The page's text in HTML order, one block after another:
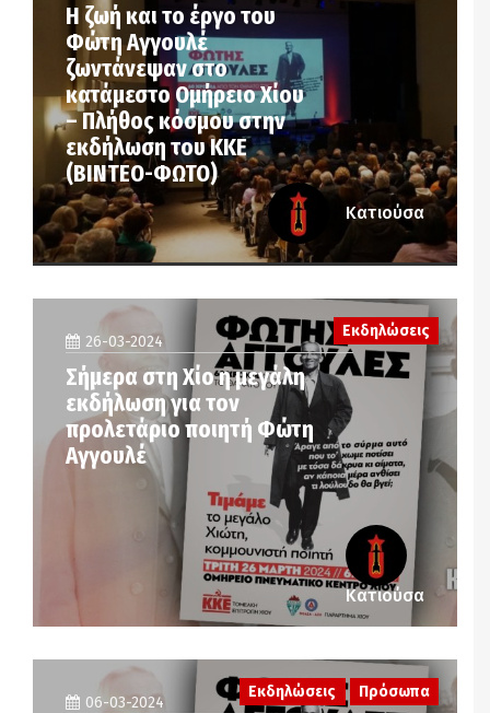
Η ζωή και το έργο του
Φώτη Αγγουλέ
ζωντάνεψαν στο
κατάμεστο Ομήρειο Χίου
– Πλήθος κόσμου στην
εκδήλωση του ΚΚΕ
(ΒΙΝΤΕΟ-ΦΩΤΟ)
Κατιούσα
Εκδηλώσεις
26-03-2024
Σήμερα στη Χίο η μεγάλη
εκδήλωση για τον
προλετάριο ποιητή Φώτη
Αγγουλέ
Κατιούσα
06-03-2024
Εκδηλώσεις Πρόσωπα